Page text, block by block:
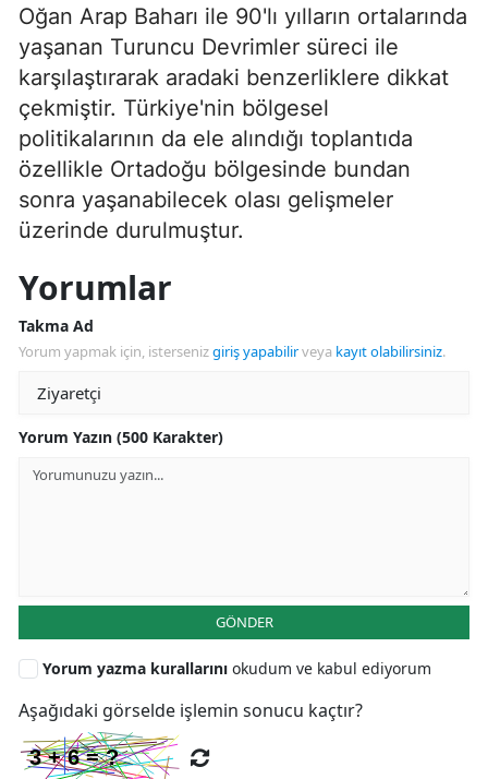
Oğan Arap Baharı ile 90'lı yılların ortalarında
yaşanan Turuncu Devrimler süreci ile
karşılaştırarak aradaki benzerliklere dikkat
çekmiştir. Türkiye'nin bölgesel
politikalarının da ele alındığı toplantıda
özellikle Ortadoğu bölgesinde bundan
sonra yaşanabilecek olası gelişmeler
üzerinde durulmuştur.
Yorumlar
Takma Ad
Yorum yapmak için, istersenizgiriş yapabilirveya kayıt olabilirsiniz.
Yorum Yazın (500 Karakter)
GÖNDER
Yorum yazma kurallarını okudum ve kabul ediyorum
Aşağıdaki görselde işlemin sonucu kaçtır?